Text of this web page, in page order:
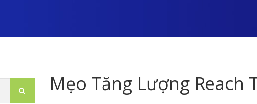
Mẹo Tăng Lượng Reach